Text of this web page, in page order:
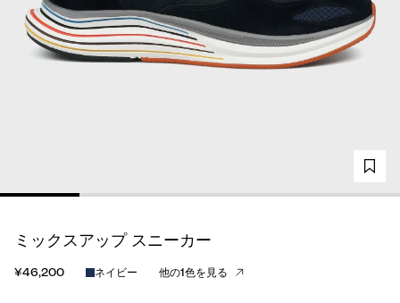
ミックスアップ スニーカー
¥46,200 ネイビー 他の1色を見る